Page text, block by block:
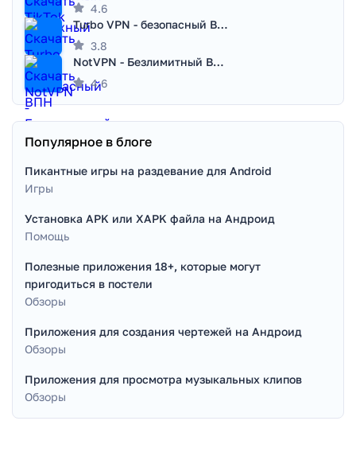
4.6
Turbo VPN - безопасный ВПН
3.8
NotVPN - Безлимитный ВПН | VPN
4.6
Популярное в блоге
Пикантные игры на раздевание для Android
Игры
Установка APK или XAPK файла на Андроид
Помощь
Полезные приложения 18+, которые могут
пригодиться в постели
Обзоры
Приложения для создания чертежей на Андроид
Обзоры
Приложения для просмотра музыкальных клипов
Обзоры